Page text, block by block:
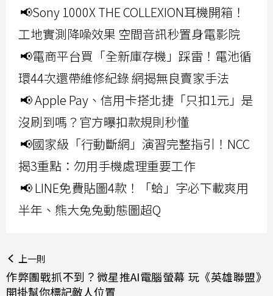
📢Sony 1000X THE COLLEXION耳機開箱！
工地實測降噪效果 空間音訊秒置身電影院
📢電商平台買「全新庫存機」踩雷！電池循
環44次還帶維修紀錄 網揭無良賣家手法
📢 Apple Pay、信用卡搭北捷「只扣1元」是
沒刷到嗎？官方曝扣款規則秒懂
📢國家級「行動斷網」演習完整指引！NCC
揭3重點：勿用手機處理重要工作
📢 LINE免費貼圖4款！「蛤」字必下載爽用
半年、熊大兔兔動態圖超Q
上一則
作弊團戰抓不到？微星推AI電腦螢幕 玩《英雄聯盟》
開掛幫你標記敵人位置